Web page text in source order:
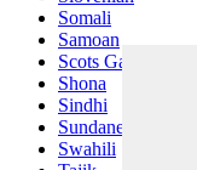
Somali
Samoan
Scots Gaelic
Shona
Sindhi
Sundanese
Swahili